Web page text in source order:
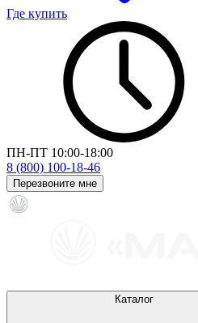
Где купить
ПН-ПТ 10:00-18:00
8 (800) 100-18-46
Перезвоните мне
Каталог